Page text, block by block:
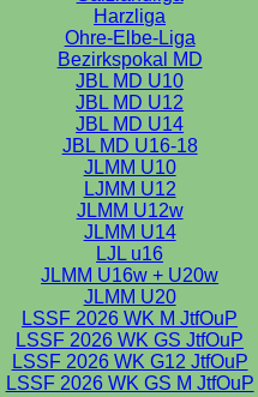
Harzliga
Ohre-Elbe-Liga
Bezirkspokal MD
JBL MD U10
JBL MD U12
JBL MD U14
JBL MD U16-18
JLMM U10
LJMM U12
JLMM U12w
JLMM U14
LJL u16
JLMM U16w + U20w
JLMM U20
LSSF 2026 WK M JtfOuP
LSSF 2026 WK GS JtfOuP
LSSF 2026 WK G12 JtfOuP
LSSF 2026 WK GS M JtfOuP